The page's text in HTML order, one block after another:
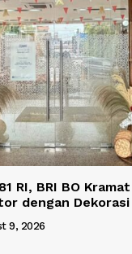
RI, BRI BO
dengan
9, 2026